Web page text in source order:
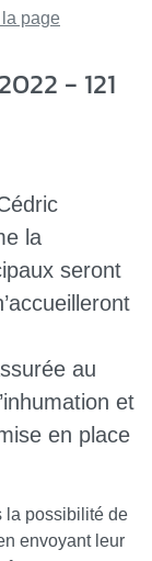
la page
- 121
la
seront
au
et
en place
la possibilité de
envoyant leur